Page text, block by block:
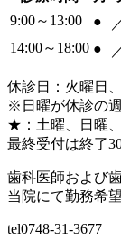
9:00～13:00
●
14:00～18:00 ●
休診日：火曜日
※日曜が休診の
★：土曜、日曜
最終受付は終了
歯科医師および
当院にて勤務希
tel0748-31-3677